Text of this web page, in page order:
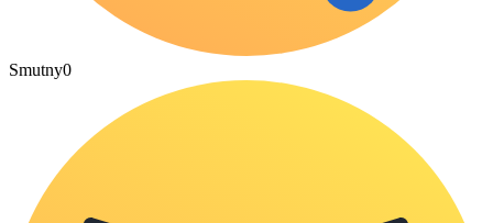
Smutny0